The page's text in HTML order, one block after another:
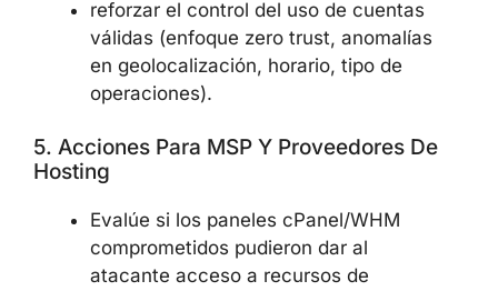
reforzar el control del uso de cuentas
válidas (enfoque zero trust, anomalías
en geolocalización, horario, tipo de
operaciones).
5. Acciones Para MSP Y Proveedores De
Hosting
Evalúe si los paneles cPanel/WHM
comprometidos pudieron dar al
atacante acceso a recursos de